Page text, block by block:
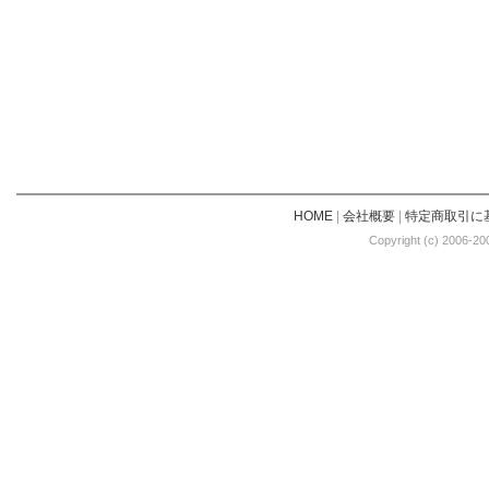
HOME| 会社概要| 特定商取引に
Copyright (c) 2006-